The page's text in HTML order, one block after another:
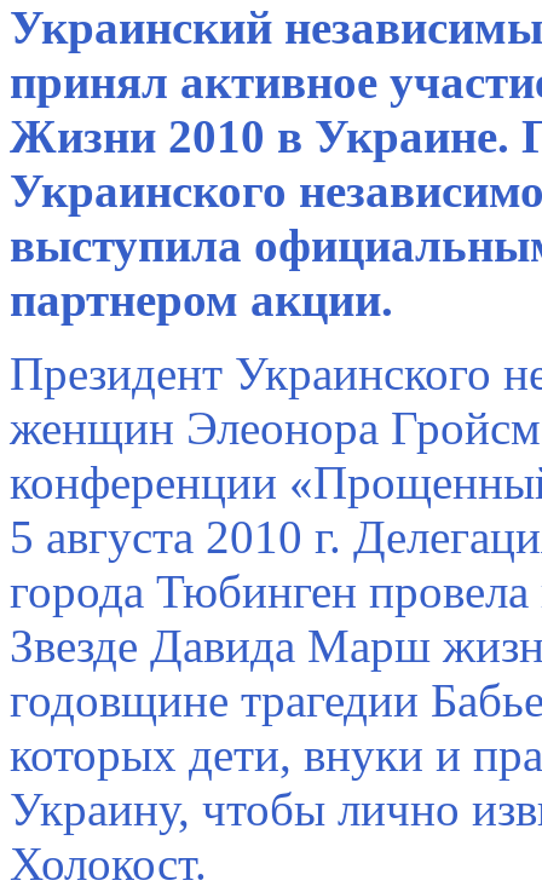
Украинский
принял активное
Жизни 2010 в Украине.
Украинского
выступила
партнером акции.
Президент Украинского
женщин Элеонора
конференции
5 августа 2010 г.
города Тюбинген
Звезде Давида Марш
годовщине трагедии
которых дети, внуки и
Украину, чтобы лично
Холокост.